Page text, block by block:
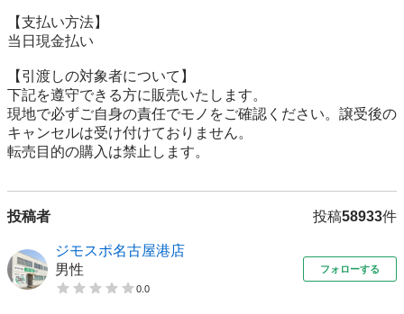
【⽀払い⽅法】
当日現金払い
【引渡しの対象者について】
下記を遵守できる⽅に販売いたします。
現地で必ずご⾃⾝の責任でモノをご確認ください。譲受後の
キャンセルは受け付けておりません。
転売⽬的の購⼊は禁⽌します。
投稿者 投稿58933件
ジモスポ名古屋港店
男性
0.0
フォローする